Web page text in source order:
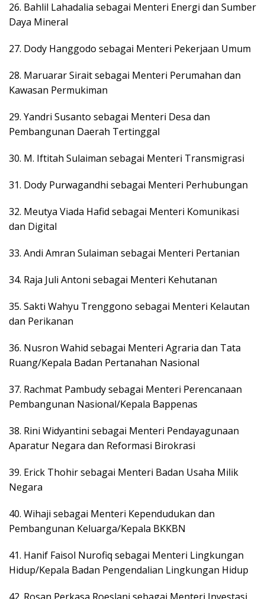
26. Bahlil Lahadalia sebagai Menteri Energi dan Sumber
Daya Mineral
27. Dody Hanggodo sebagai Menteri Pekerjaan Umum
28. Maruarar Sirait sebagai Menteri Perumahan dan
Kawasan Permukiman
29. Yandri Susanto sebagai Menteri Desa dan
Pembangunan Daerah Tertinggal
30. M. Iftitah Sulaiman sebagai Menteri Transmigrasi
31. Dody Purwagandhi sebagai Menteri Perhubungan
32. Meutya Viada Hafid sebagai Menteri Komunikasi
dan Digital
33. Andi Amran Sulaiman sebagai Menteri Pertanian
34. Raja Juli Antoni sebagai Menteri Kehutanan
35. Sakti Wahyu Trenggono sebagai Menteri Kelautan
dan Perikanan
36. Nusron Wahid sebagai Menteri Agraria dan Tata
Ruang/Kepala Badan Pertanahan Nasional
37. Rachmat Pambudy sebagai Menteri Perencanaan
Pembangunan Nasional/Kepala Bappenas
38. Rini Widyantini sebagai Menteri Pendayagunaan
Aparatur Negara dan Reformasi Birokrasi
39. Erick Thohir sebagai Menteri Badan Usaha Milik
Negara
40. Wihaji sebagai Menteri Kependudukan dan
Pembangunan Keluarga/Kepala BKKBN
41. Hanif Faisol Nurofiq sebagai Menteri Lingkungan
Hidup/Kepala Badan Pengendalian Lingkungan Hidup